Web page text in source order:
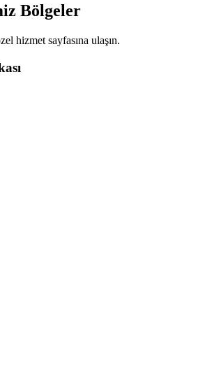
Bölgeler
hizmet sayfasına ulaşın.